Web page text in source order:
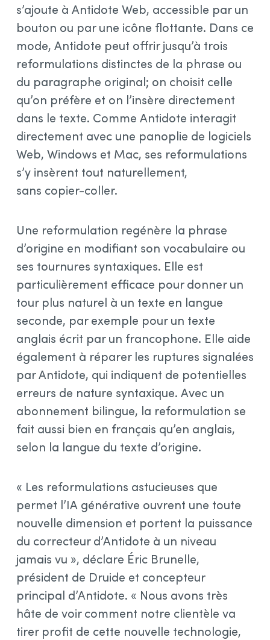
s’ajoute à Antidote Web, accessible par un
bouton ou par une icône flottante. Dans ce
mode, Antidote peut offrir jusqu’à trois
reformulations distinctes de la phrase ou
du paragraphe original; on choisit celle
qu’on préfère et on l’insère directement
dans le texte. Comme Antidote interagit
directement avec une panoplie de logiciels
Web, Windows et Mac, ses reformulations
s’y insèrent tout naturellement,
sans copier-coller.
Une reformulation regénère la phrase
d’origine en modifiant son vocabulaire ou
ses tournures syntaxiques. Elle est
particulièrement efficace pour donner un
tour plus naturel à un texte en langue
seconde, par exemple pour un texte
anglais écrit par un francophone. Elle aide
également à réparer les ruptures signalées
par Antidote, qui indiquent de potentielles
erreurs de nature syntaxique. Avec un
abonnement bilingue, la reformulation se
fait aussi bien en français qu’en anglais,
selon la langue du texte d’origine.
« Les reformulations astucieuses que
permet l’IA générative ouvrent une toute
nouvelle dimension et portent la puissance
du correcteur d’Antidote à un niveau
jamais vu », déclare Éric Brunelle,
président de Druide et concepteur
principal d’Antidote. « Nous avons très
hâte de voir comment notre clientèle va
tirer profit de cette nouvelle technologie,